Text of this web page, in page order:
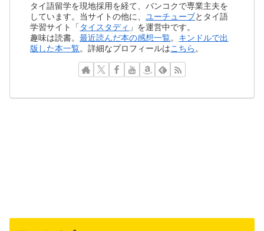
タイ語留学を現地採用を経て、バンコクで専業主夫を
しています。当サイトの他に、 ユーチューブとタイ語
学習サイト「 タイスタディ 」を運営中です。
趣味は読書。最近読んだ本の感想一覧。 キンドルで出
版した本一覧。詳細なプロフィールはこちら 。